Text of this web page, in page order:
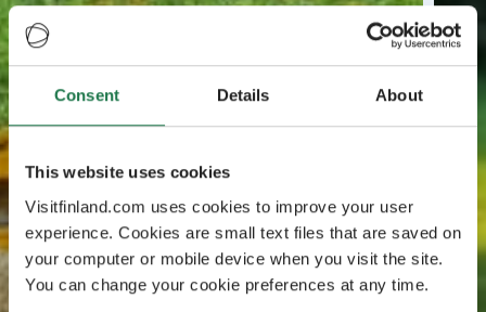
Consent Details About
This website uses cookies
Visitfinland.com uses cookies to improve your user
experience. Cookies are small text files that are saved on
your computer or mobile device when you visit the site.
You can change your cookie preferences at any time.